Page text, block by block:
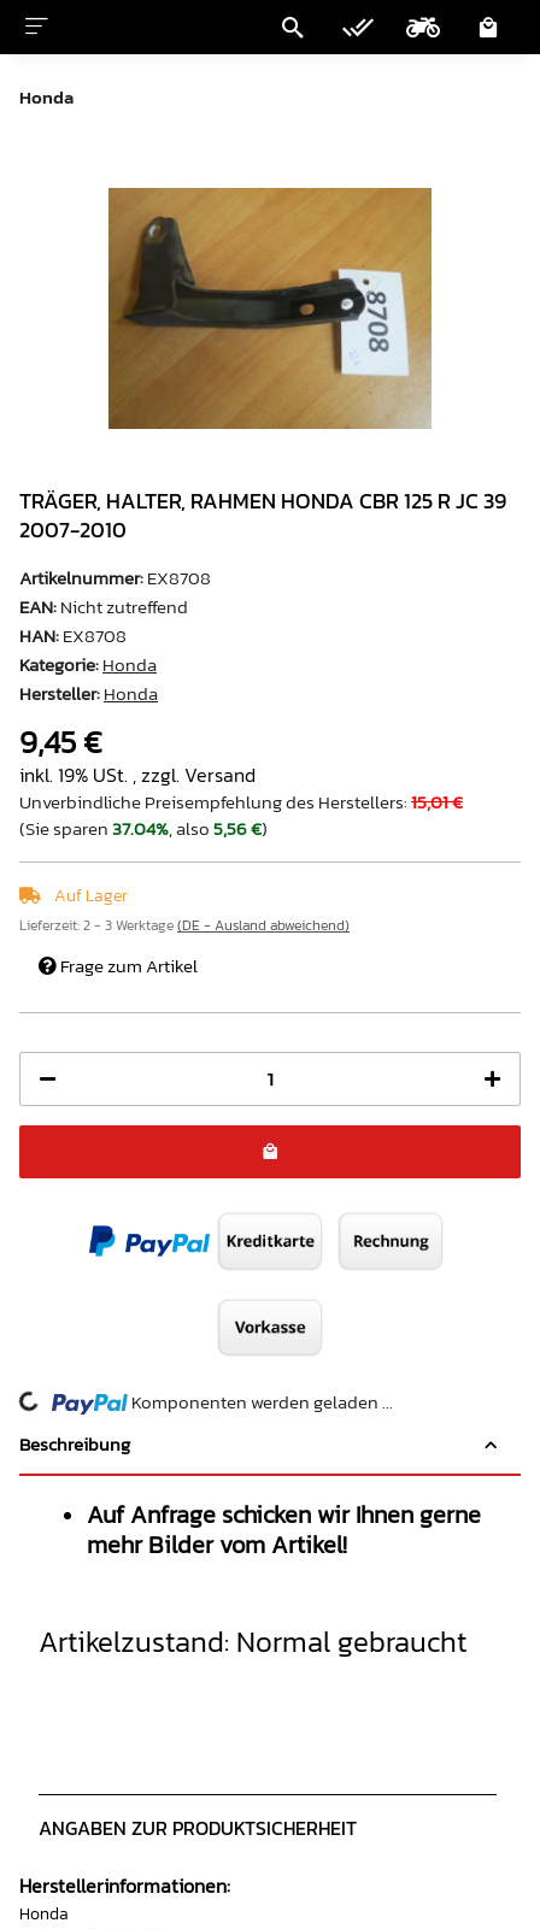
Honda
TRÄGER, HALTER, RAHMEN HONDA CBR 125 R JC 39
2007-2010
Artikelnummer:EX8708
EAN:Nicht zutreffend
HAN:EX8708
Kategorie:Honda
Hersteller:Honda
9,45 €
inkl. 19% USt. , zzgl. Versand
Unverbindliche Preisempfehlung des Herstellers:15,01 €
(Sie sparen37.04%, also5,56 €)
Auf Lager
Lieferzeit:2 - 3 Werktage(DE - Ausland abweichend)
Frage zum Artikel
Komponenten werden geladen ...
Beschreibung
Auf Anfrage schicken wir Ihnen gerne
mehr Bilder vom Artikel!
Artikelzustand: Normal gebraucht
ANGABEN ZUR PRODUKTSICHERHEIT
Herstellerinformationen:
Honda